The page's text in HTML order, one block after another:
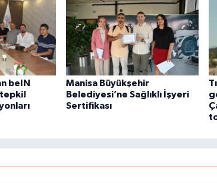
beIN
tepki!
Manisa Büyükşehir
Belediyesi’ne Sağlıklı İşyeri
Sertifikası